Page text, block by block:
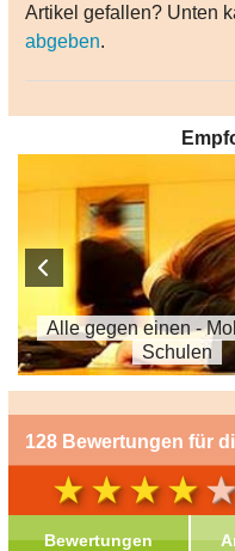
Artikel gefallen? Unten
abgeben.
Alle gegen einen -
Schulen
128 Bewertungen für
Bewertungen